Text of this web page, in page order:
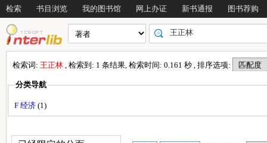
检索 书目浏览 我的图书馆 网上办证 新书通报 图书荐购
检索词: 王正林 , 检索到: 1 条结果, 检索时间: 0.161 秒 , 排序选项:
分类导航
F 经济 (1)